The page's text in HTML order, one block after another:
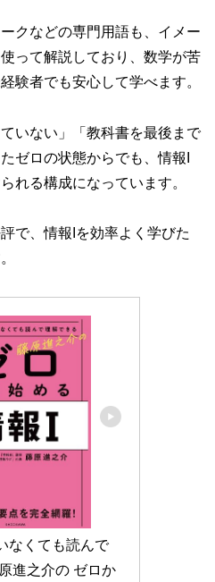
クなどの専門用語も、イメー
って解説しており、数学が苦
験者でも安心して学べます。
いない」「教科書を最後まで
ゼロの状態からでも、情報I
れる構成になっています。
で、情報Iを効率よく学びた
なくても読んで
進之介の ゼロか